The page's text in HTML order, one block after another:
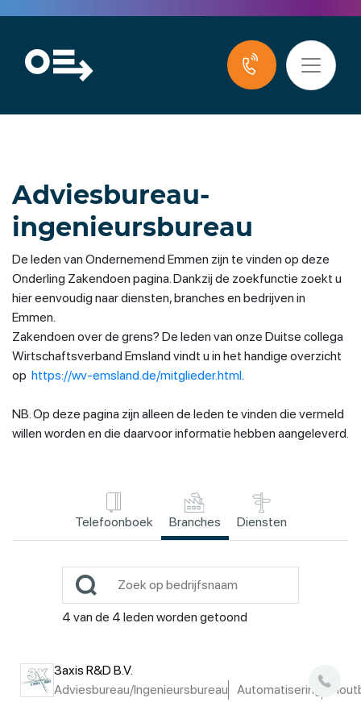
Adviesbureau-
ingenieursbureau
De leden van Ondernemend Emmen zijn te vinden op deze
Onderling Zakendoen pagina. Dankzij de zoekfunctie zoekt u
hier eenvoudig naar diensten, branches en bedrijven in
Emmen.
Zakendoen over de grens? De leden van onze Duitse collega
Wirtschaftsverband Emsland vindt u in het handige overzicht
op https://wv-emsland.de/mitglieder.html.
NB. Op deze pagina zijn alleen de leden te vinden die vermeld
willen worden en die daarvoor informatie hebben aangeleverd.
Telefoonboek Branches Diensten
4 van de 4 leden worden getoond
3axis R&D B.V.
Adviesbureau/Ingenieursbureau
Automatisering